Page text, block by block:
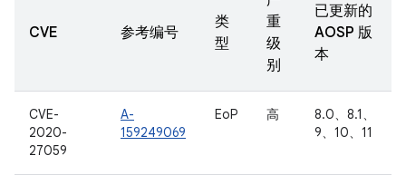
CVE 参考编号
类
型
重
级
别
已更新的
AOSP 版
本
CVE-
2020-
27059
A-
159249069
EoP 高
8.0、8.1、
9、10、11